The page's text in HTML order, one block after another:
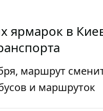
ярмарок в
маршрут
и маршруток